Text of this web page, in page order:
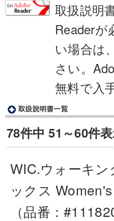
取扱説明
Reader
い場合は
さい。
無料で入
78件中 51～60件
WIC.ウォーキン
ックス Women's
（品番：